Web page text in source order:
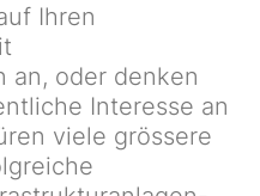
Ihren
an, oder denken
Interesse an
viele grössere